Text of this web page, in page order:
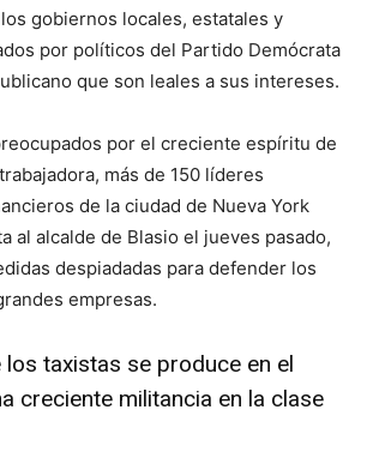
gobiernos locales, estatales y
por políticos del Partido Demócrata
que son leales a sus intereses.
por el creciente espíritu de
más de 150 líderes
de la ciudad de Nueva York
al alcalde de Blasio el jueves pasado,
despiadadas para defender los
empresas.
taxistas se produce en el
creciente militancia en la clase